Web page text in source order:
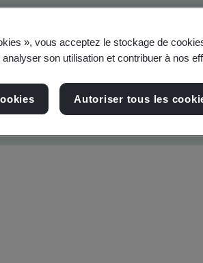
and Verification
», vous acceptez le stockage de
son utilisation et contribuer à nos
Autoriser tous les